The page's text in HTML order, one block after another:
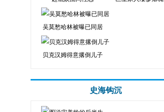
吴莫愁哈林被曝已同居
贝克汉姆得意撂倒儿子
史海钩沉